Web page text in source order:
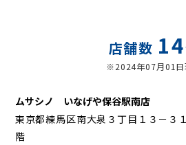
店舗数 14
※2024年07月01日
ムサシノ いなげや保谷駅南店
東京都練馬区南大泉３丁目１３－３
階